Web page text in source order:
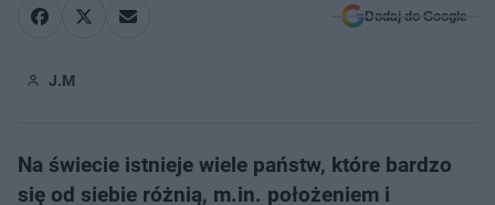
Dodaj do Google
J.M
Na świecie istnieje wiele państw, które bardzo
się od siebie różnią, m.in. położeniem i